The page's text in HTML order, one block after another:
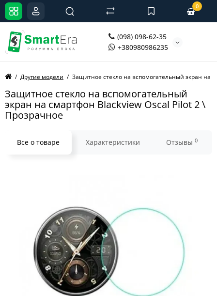
(098) 098-62-35
+380980986235
0
Другие модели Защитное стекло на вспомогательный экран на
Защитное стекло на вспомогательный
экран на смартфон Blackview Oscal Pilot 2 \
Прозрачное
Все о товаре Характеристики Отзывы 0